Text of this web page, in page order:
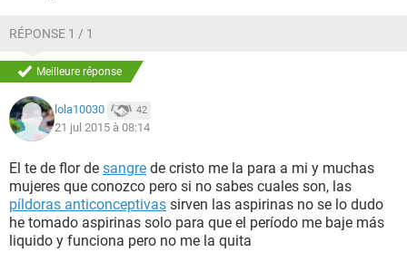
RÉPONSE 1 / 1
Meilleure réponse
lola10030 42
21 jul 2015 à 08:14
El te de flor de sangre de cristo me la para a mi y muchas
mujeres que conozco pero si no sabes cuales son, las
píldoras anticonceptivas sirven las aspirinas no se lo dudo
he tomado aspirinas solo para que el período me baje más
liquido y funciona pero no me la quita